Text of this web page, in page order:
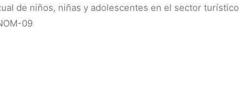
de niños, niñas y adolescentes en el sector turístico
09